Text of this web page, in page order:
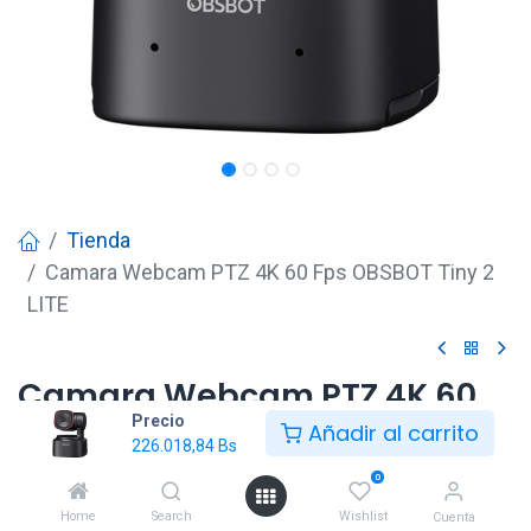
Precio
226.018,84Bs Añadir al carrito
Home Search
0
Wishlist Cuenta
Tienda
Camara Webcam PTZ 4K 60 Fps OBSBOT Tiny 2
LITE
Camara Webcam PTZ 4K 60
Fps OBSBOT Tiny 2 LITE
226.018,84 Bs